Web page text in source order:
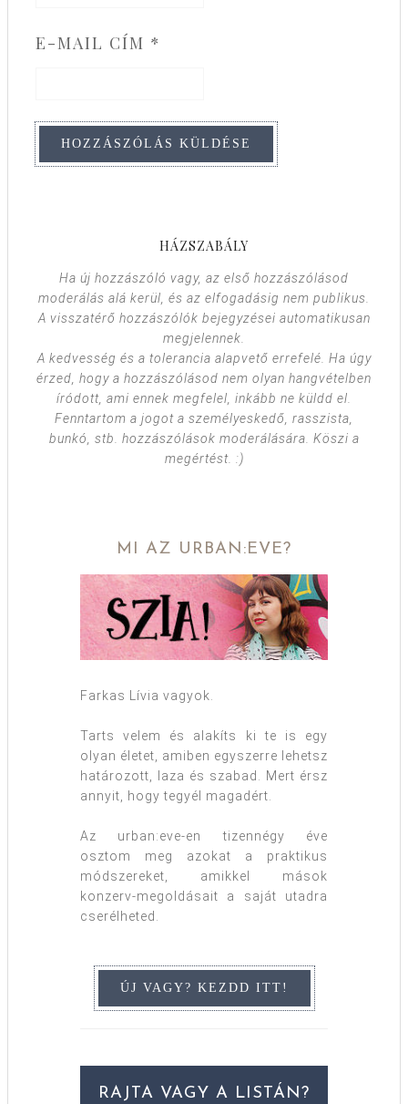
E-MAIL CÍM *
HÁZSZABÁLY
Ha új hozzászóló vagy, az első hozzászólásod
moderálás alá kerül, és az elfogadásig nem publikus.
A visszatérő hozzászólók bejegyzései automatikusan
megjelennek.
A kedvesség és a tolerancia alapvető errefelé. Ha úgy
érzed, hogy a hozzászólásod nem olyan hangvételben
íródott, ami ennek megfelel, inkább ne küldd el.
Fenntartom a jogot a személyeskedő, rasszista,
bunkó, stb. hozzászólások moderálására. Köszi a
megértést. :)
MI AZ URBAN:EVE?
Farkas Lívia vagyok.
Tarts velem és alakíts ki te is egy
olyan életet, amiben egyszerre lehetsz
határozott, laza és szabad. Mert érsz
annyit, hogy tegyél magadért.
Az urban:eve-en tizennégy éve
osztom meg azokat a praktikus
módszereket, amikkel mások
konzerv-megoldásait a saját utadra
cserélheted.
RAJTA VAGY A LISTÁN?